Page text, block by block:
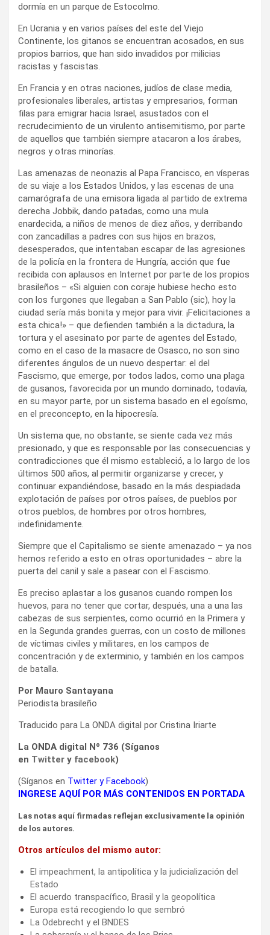
dormía en un parque de Estocolmo.
En Ucrania y en varios países del este del Viejo
Continente, los gitanos se encuentran acosados, en sus
propios barrios, que han sido invadidos por milicias
racistas y fascistas.
En Francia y en otras naciones, judíos de clase media,
profesionales liberales, artistas y empresarios, forman
filas para emigrar hacia Israel, asustados con el
recrudecimiento de un virulento antisemitismo, por parte
de aquellos que también siempre atacaron a los árabes,
negros y otras minorías.
Las amenazas de neonazis al Papa Francisco, en vísperas
de su viaje a los Estados Unidos, y las escenas de una
camarógrafa de una emisora ligada al partido de extrema
derecha Jobbik, dando patadas, como una mula
enardecida, a niños de menos de diez años, y derribando
con zancadillas a padres con sus hijos en brazos,
desesperados, que intentaban escapar de las agresiones
de la policía en la frontera de Hungría, acción que fue
recibida con aplausos en Internet por parte de los propios
brasileños – «Si alguien con coraje hubiese hecho esto
con los furgones que llegaban a San Pablo (sic), hoy la
ciudad sería más bonita y mejor para vivir. ¡Felicitaciones a
esta chica!» – que defienden también a la dictadura, la
tortura y el asesinato por parte de agentes del Estado,
como en el caso de la masacre de Osasco, no son sino
diferentes ángulos de un nuevo despertar: el del
Fascismo, que emerge, por todos lados, como una plaga
de gusanos, favorecida por un mundo dominado, todavía,
en su mayor parte, por un sistema basado en el egoísmo,
en el preconcepto, en la hipocresía.
Un sistema que, no obstante, se siente cada vez más
presionado, y que es responsable por las consecuencias y
contradicciones que él mismo estableció, a lo largo de los
últimos 500 años, al permitir organizarse y crecer, y
continuar expandiéndose, basado en la más despiadada
explotación de países por otros países, de pueblos por
otros pueblos, de hombres por otros hombres,
indefinidamente.
Siempre que el Capitalismo se siente amenazado – ya nos
hemos referido a esto en otras oportunidades – abre la
puerta del canil y sale a pasear con el Fascismo.
Es preciso aplastar a los gusanos cuando rompen los
huevos, para no tener que cortar, después, una a una las
cabezas de sus serpientes, como ocurrió en la Primera y
en la Segunda grandes guerras, con un costo de millones
de víctimas civiles y militares, en los campos de
concentración y de exterminio, y también en los campos
de batalla.
Por Mauro Santayana
Periodista brasileño
Traducido para La ONDA digital por Cristina Iriarte
La ONDA digital Nº 736 (Síganos
en Twitter y facebook)
(Síganos en Twitter yFacebook)
INGRESE AQUÍ POR MÁS CONTENIDOS EN PORTADA
Las notas aquí firmadas reflejan exclusivamente la opinión
de los autores.
Otros artículos del mismo autor:
El impeachment, la antipolítica y la judicialización del
Estado
El acuerdo transpacífico, Brasil y la geopolítica
Europa está recogiendo lo que sembró
La Odebrecht y el BNDES